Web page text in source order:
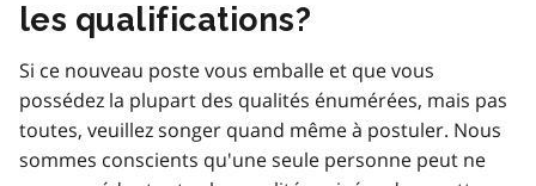
les qualifications?
Si ce nouveau poste vous emballe et que vous
possédez la plupart des qualités énumérées, mais pas
toutes, veuillez songer quand même à postuler. Nous
sommes conscients qu'une seule personne peut ne